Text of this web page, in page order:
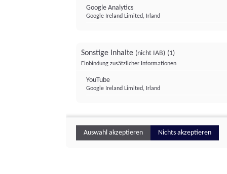
Google Analytics
Google Ireland Limited, Irland
Sonstige Inhalte (nicht IAB) (1)
Einbindung zusätzlicher Informationen
YouTube
Google Ireland Limited, Irland
Auswahl akzeptieren Nichts akzeptieren